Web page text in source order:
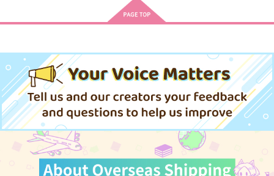
チャイナタウン見聞
録！
KUD2
（税込）
青峰大輝×火神大我
肥南見聞録
一式亭
肥前忠広×南海太郎朝尊
UNIVERSE！！２
KIN麦
787円
ルシファー
Quixotic
専売 787 （税込）
Fate/Grand Order
オベロン×ぐだ子
サンプル
カート
カコハコ
専売 1,729円（税込）
斎藤一×ぐだ子
サンプル
と出られない部屋
NaL.
629円 （税込）
Fate/Grand Order
原田左之助×ぐだ子
サンプル